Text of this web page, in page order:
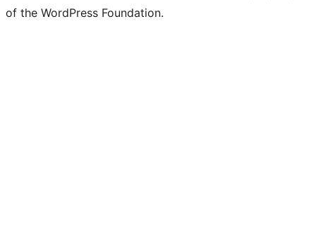
of the WordPress Foundation.